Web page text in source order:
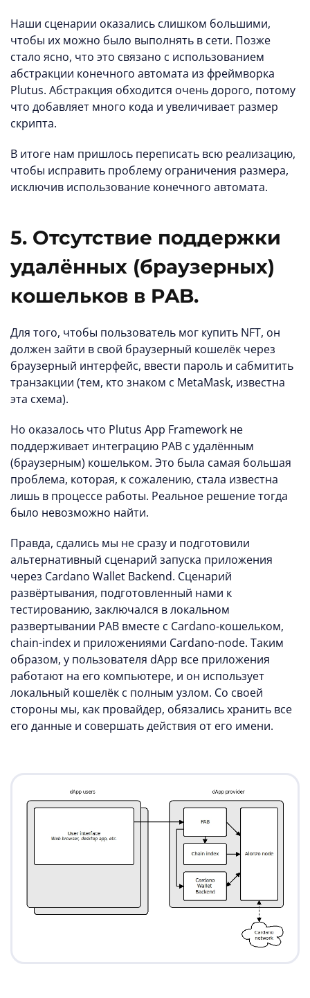
Наши сценарии оказались слишком большими,
чтобы их можно было выполнять в сети. Позже
стало ясно, что это связано с использованием
абстракции конечного автомата из фреймворка
Plutus. Абстракция обходится очень дорого, потому
что добавляет много кода и увеличивает размер
скрипта.
В итоге нам пришлось переписать всю реализацию,
чтобы исправить проблему ограничения размера,
исключив использование конечного автомата.
5. Отсутствие поддержки
удалённых (браузерных)
кошельков в PAB.
Для того, чтобы пользователь мог купить NFT, он
должен зайти в свой браузерный кошелёк через
браузерный интерфейс, ввести пароль и сабмитить
транзакции (тем, кто знаком с MetaMask, известна
эта схема).
Но оказалось что Plutus App Framework не
поддерживает интеграцию PAB с удалённым
(браузерным) кошельком. Это была самая большая
проблема, которая, к сожалению, стала известна
лишь в процессе работы. Реальное решение тогда
было невозможно найти.
Правда, сдались мы не сразу и подготовили
альтернативный сценарий запуска приложения
через Cardano Wallet Backend. Сценарий
развёртывания, подготовленный нами к
тестированию, заключался в локальном
развертывании PAB вместе с Cardano-кошельком,
chain-index и приложениями Cardano-node. Таким
образом, у пользователя dApp все приложения
работают на его компьютере, и он использует
локальный кошелёк с полным узлом. Со своей
стороны мы, как провайдер, обязались хранить все
его данные и совершать действия от его имени.